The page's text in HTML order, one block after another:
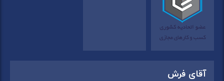
آقای فرش